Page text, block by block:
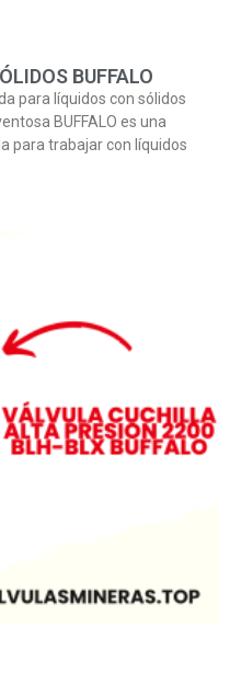
BUFFALO
para líquidos con sólidos
BUFFALO es una
para trabajar con líquidos